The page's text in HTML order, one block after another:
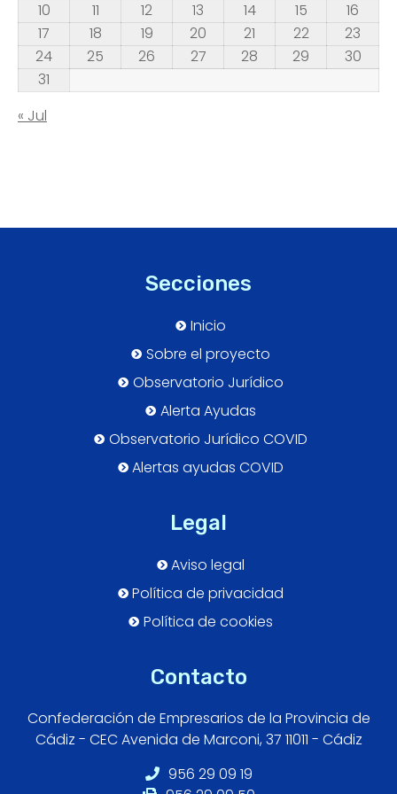
10
11 12 13 14 15
16
17
18 19 20 21 22
23
24
25 26 27 28 29
30
31
« Jul
Secciones
Inicio
Sobre el proyecto
Observatorio Jurídico
Alerta Ayudas
Observatorio Jurídico COVID
Alertas ayudas COVID
Legal
Aviso legal
Política de privacidad
Política de cookies
Contacto
Confederación de Empresarios de la Provincia de
Cádiz - CEC Avenida de Marconi, 37 11011 - Cádiz
956 29 09 19